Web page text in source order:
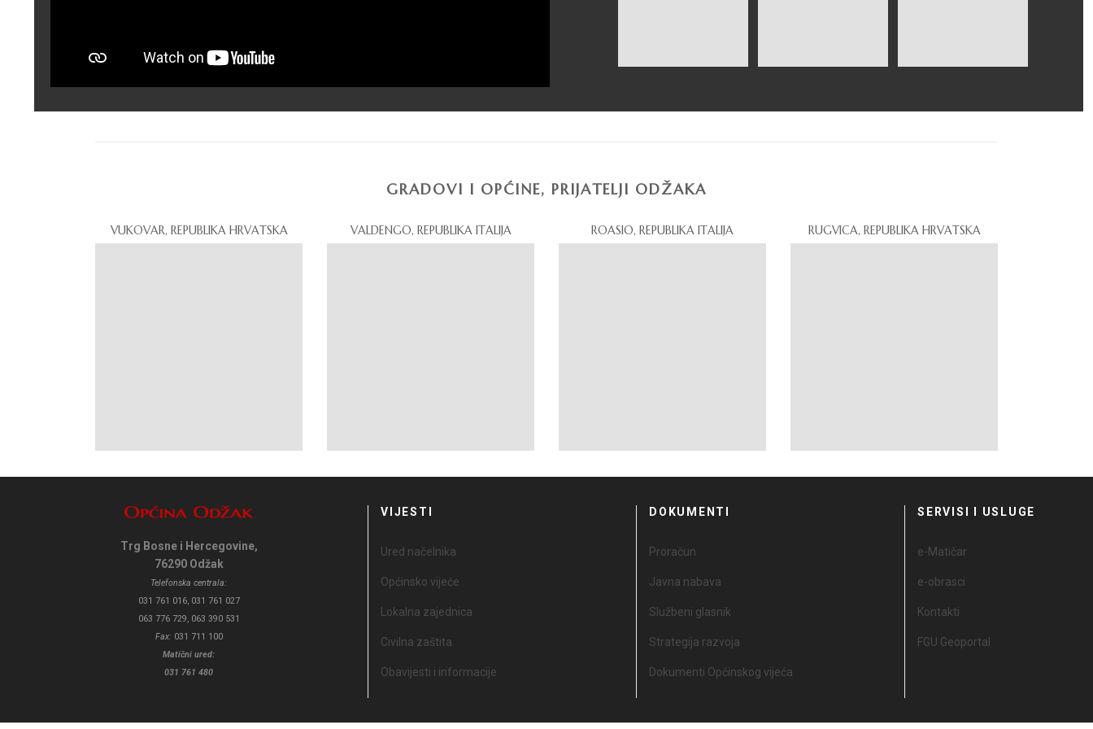
GRADOVI I OPĆINE, PRIJATELJI ODŽAKA
VUKOVAR, REPUBLIKA HRVATSKA VALDENGO, REPUBLIKA ITALIJA ROASIO, REPUBLIKA ITALIJA RUGVICA, REPUBLIKA HRVATSKA
063 776 729, 063 390 531
Matični ured:
063 776 729, 063 390 531 opcina@odzak.ba Pon - Pet 8:00 - 16:00
© 2020 Općina Odžak. Sva prava pridržana. Designed By MB